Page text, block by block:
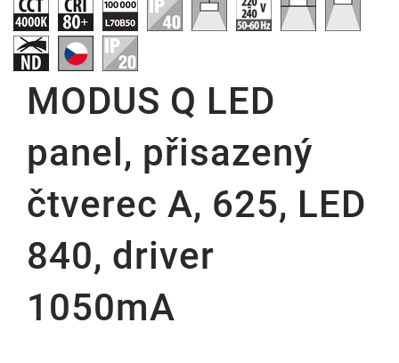
MODUS Q LED
panel, přisazený
čtverec A, 625, LED
840, driver
1050mA